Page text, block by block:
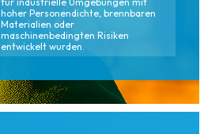
hoher Personendichte, brennbaren
Materialien oder
maschinenbedingten Risiken
entwickelt wurden.